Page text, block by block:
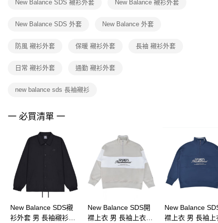
１．透過由恩沛科技股份有限公司提供之「AFTEE先享後付」服務完成之交
權轉讓予恩沛科技股份有限公司。
３．未成年的使用者請事先徵得法定代理人或監護人之同意方可使用
任。
請求用戶進行身份認證。
５．嚴禁一人註冊多個帳號或使用他人資訊註冊。若發現惡意使用之情形，
恩沛科技股份有限公司將有權停止該用戶之使用額度並採取法律行動。
New Balance SDS 襯衫外套 New Balance 襯衫外套
New Balance SDS 外套 New Balance 外套
防風 襯衫外套 保暖 襯衫外套 長袖 襯衫外套
日常 襯衫外套 通勤 襯衫外套
new balance sds 長袖襯衫
一 必買清單 一
New Balance SDS襯
衫外套 男 長袖襯衫
New Balance SDS開
襟上衣 男 長袖上衣
New Balance
襟上衣 男 長袖上